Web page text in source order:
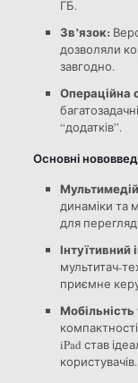
ГБ.
Зв’язок:
дозволяли
завгодно.
Операційна
“додатків”.
Основні
динаміки та
для
Інтуїтивний
мультитач-
приємне
Мобільність
iPad став
користувачів.